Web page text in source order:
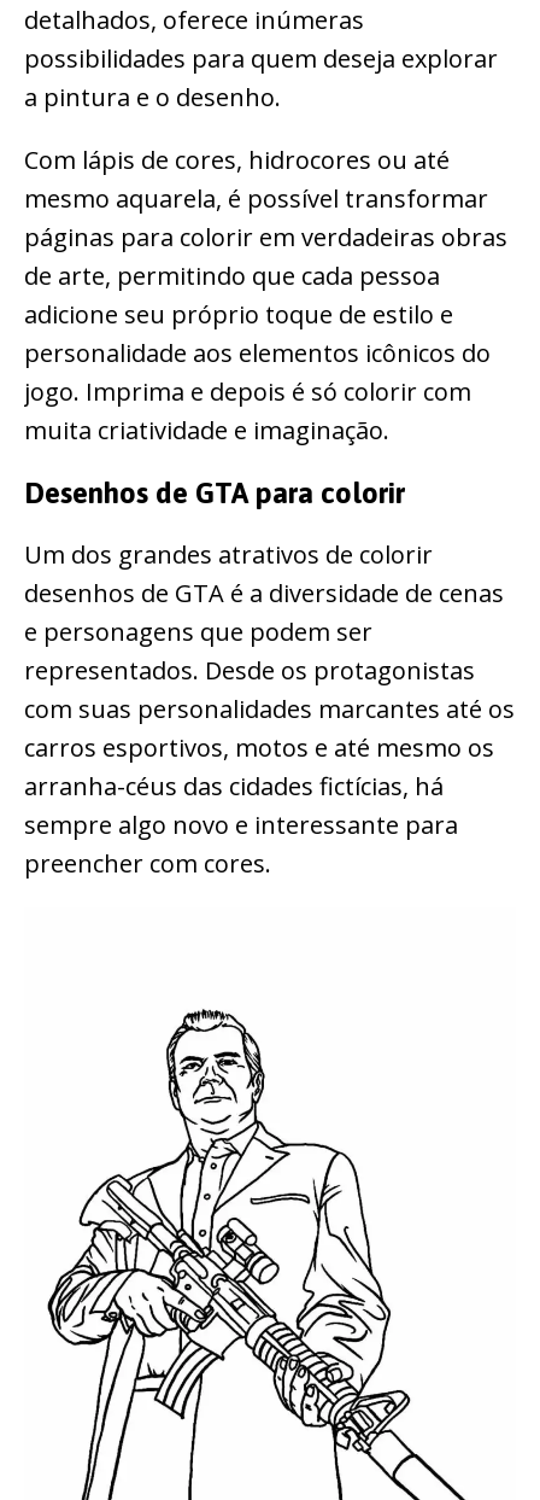
detalhados, oferece inúmeras
possibilidades para quem deseja explorar
a pintura e o desenho.
Com lápis de cores, hidrocores ou até
mesmo aquarela, é possível transformar
páginas para colorir em verdadeiras obras
de arte, permitindo que cada pessoa
adicione seu próprio toque de estilo e
personalidade aos elementos icônicos do
jogo. Imprima e depois é só colorir com
muita criatividade e imaginação.
Desenhos de GTA para colorir
Um dos grandes atrativos de colorir
desenhos de GTA é a diversidade de cenas
e personagens que podem ser
representados. Desde os protagonistas
com suas personalidades marcantes até os
carros esportivos, motos e até mesmo os
arranha-céus das cidades fictícias, há
sempre algo novo e interessante para
preencher com cores.